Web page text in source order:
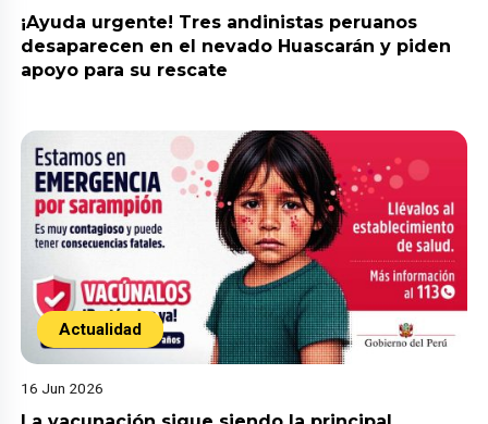
¡Ayuda urgente! Tres andinistas peruanos
desaparecen en el nevado Huascarán y piden
apoyo para su rescate
Actualidad
16 Jun 2026